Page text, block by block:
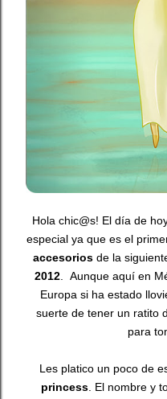
Hola chic@s! El día de
especial ya que es el
accesoriosde la
2012. Aunque aquí en
Europa si ha estado
suerte de tener un ratito
para
Les platico un poco de
princess. El nombre y